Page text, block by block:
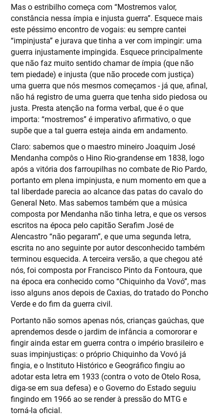
Mas o estribilho começa com “Mostremos valor,
constância nessa ímpia e injusta guerra”. Esquece mais
este péssimo encontro de vogais: eu sempre cantei
“impinjusta” e jurava que tinha a ver com impingir: uma
guerra injustamente impingida. Esquece principalmente
que não faz muito sentido chamar de ímpia (que não
tem piedade) e injusta (que não procede com justiça)
uma guerra que nós mesmos começamos - já que, afinal,
não há registro de uma guerra que tenha sido piedosa ou
justa. Presta atenção na forma verbal, que é o que
importa: “mostremos” é imperativo afirmativo, o que
supõe que a tal guerra esteja ainda em andamento.
Claro: sabemos que o maestro mineiro Joaquim José
Mendanha compôs o Hino Rio-grandense em 1838, logo
após a vitória dos farroupilhas no combate de Rio Pardo,
portanto em plena impinjusta, e num momento em que a
tal liberdade parecia ao alcance das patas do cavalo do
General Neto. Mas sabemos também que a música
composta por Mendanha não tinha letra, e que os versos
escritos na época pelo capitão Serafim José de
Alencastro “não pegaram”, e que uma segunda letra,
escrita no ano seguinte por autor desconhecido também
terminou esquecida. A terceira versão, a que chegou até
nós, foi composta por Francisco Pinto da Fontoura, que
na época era conhecido como “Chiquinho da Vovó”, mas
isso alguns anos depois de Caxias, do tratado do Poncho
Verde e do fim da guerra civil.
Portanto não somos apenas nós, crianças gaúchas, que
aprendemos desde o jardim de infância a comororar e
fingir ainda estar em guerra contra o império brasileiro e
suas impinjustiças: o próprio Chiquinho da Vovó já
fingia, e o Instituto Histórico e Geográfico fingiu ao
adotar esta letra em 1933 (contra o voto de Otelo Rosa,
diga-se em sua defesa) e o Governo do Estado seguiu
fingindo em 1966 ao se render à pressão do MTG e
torná-la oficial.